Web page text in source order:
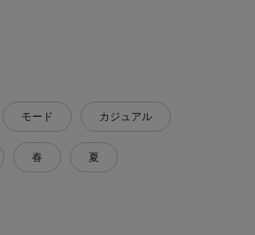
モード カジュアル
春 夏